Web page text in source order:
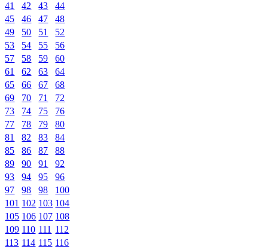
41
42 43
44
45
46 47
48
49
50 51
52
53
54 55
56
57
58 59
60
61
62 63
64
65
66 67
68
69
70 71
72
73
74 75
76
77
78 79
80
81
82 83
84
85
86 87
88
89
90 91
92
93
94 95
96
97
98 98
100
101 102 103 104
105 106 107 108
109 110 111 112
113 114 115 116